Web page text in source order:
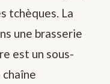
tchèques. La
une brasserie
est un sous-